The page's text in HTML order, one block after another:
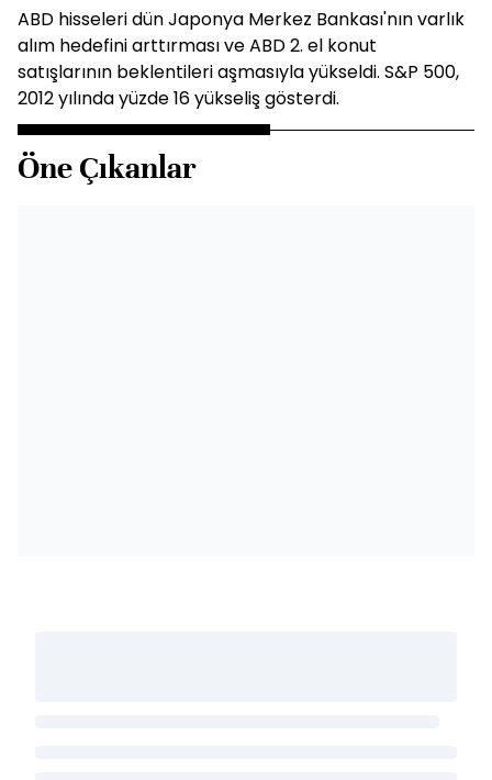
ABD hisseleri dün Japonya Merkez Bankası'nın varlık
alım hedefini arttırması ve ABD 2. el konut
satışlarının beklentileri aşmasıyla yükseldi. S&P 500,
2012 yılında yüzde 16 yükseliş gösterdi.
Öne Çıkanlar